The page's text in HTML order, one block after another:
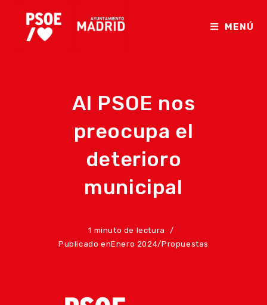
contenido
MENÚ
Al PSOE nos
preocupa el
deterioro
municipal
1 minuto de lectura
Publicado enEnero 2024/Propuestas